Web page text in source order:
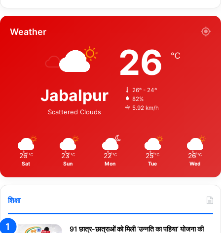
Weather
Jabalpur
Scattered Clouds
26 ℃
26º - 24º
82%
5.92 km/h
26 ℃
Sat
23 ℃
Sun
22 ℃
Mon
25 ℃
Tue
26 ℃
Wed
शिक्षा
91 छात्र-छात्राओं को मिली ‘उन्नति का पहिया’ योजना की